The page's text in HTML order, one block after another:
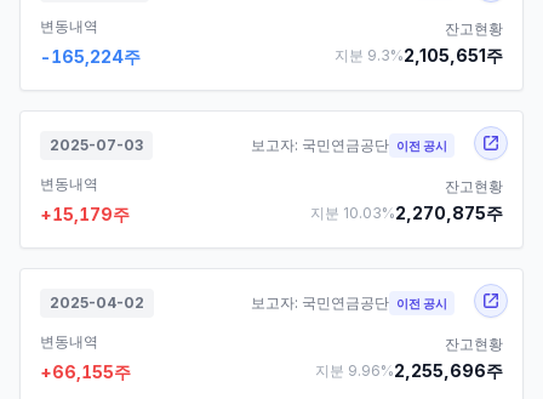
변동내역
-165,224주
잔고현황
지분 9.3%2,105,651주
2025-07-03 보고자: 국민연금공단 이전 공시
변동내역
+15,179주
잔고현황
지분 10.03%2,270,875주
2025-04-02 보고자: 국민연금공단 이전 공시
변동내역
+66,155주
잔고현황
지분 9.96%2,255,696주